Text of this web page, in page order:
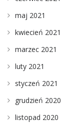
maj 2021
kwiecień 2021
marzec 2021
luty 2021
styczeń 2021
grudzień 2020
listopad 2020